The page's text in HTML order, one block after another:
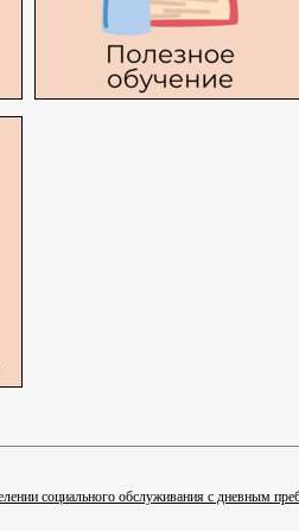
социального обслуживания с дневным